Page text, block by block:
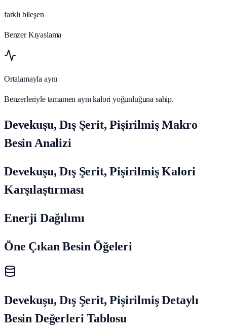
farklı bileşen
Benzer Kıyaslama
Ortalamayla aynı
Benzerleriyle tamamen aynı kalori yoğunluğuna sahip.
Devekuşu, Dış Şerit, Pişirilmiş Makro
Besin Analizi
Devekuşu, Dış Şerit, Pişirilmiş Kalori
Karşılaştırması
Enerji Dağılımı
Öne Çıkan Besin Öğeleri
Devekuşu, Dış Şerit, Pişirilmiş Detaylı
Besin Değerleri Tablosu